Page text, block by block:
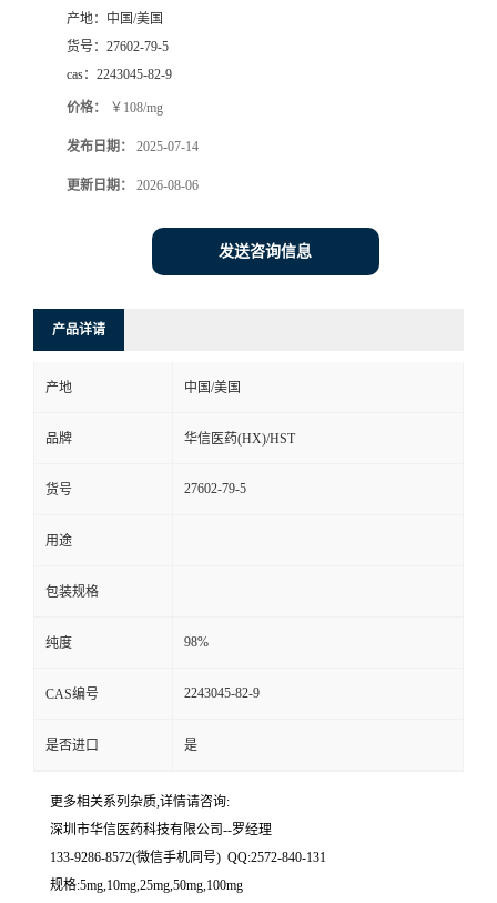
方
产地： 中国/美国
货号： 27602-79-5
cas： 2243045-82-9
价格： ￥108/mg
发布日期： 2025-07-14
更新日期： 2026-08-06
发送咨询信息
产品详请
产地 中国/美国
品牌 华信医药(HX)/HST
货号 27602-79-5
用途
包装规格
纯度 98%
CAS编号 2243045-82-9
是否进口 是
更多相关系列杂质,详情请咨询:
深圳市华信医药科技有限公司--罗经理
133-9286-8572(微信手机同号) QQ:2572-840-131
规格:5mg,10mg,25mg,50mg,100mg